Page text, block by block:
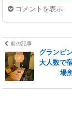
コメントを表示
前の記事
グランピ
大人数で
場